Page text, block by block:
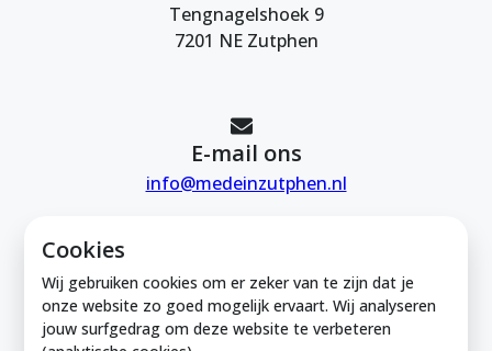
Cookies
Wij gebruiken cookies om er zeker van te zijn dat je
onze website zo goed mogelijk ervaart. Wij analyseren
jouw surfgedrag om deze website te verbeteren
Tengnagelshoek 9
7201 NE Zutphen
E-mail ons
info@medeinzutphen.nl
Mede in Zutphen is onderdeel van de